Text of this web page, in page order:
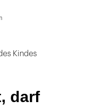
Kindes
darf